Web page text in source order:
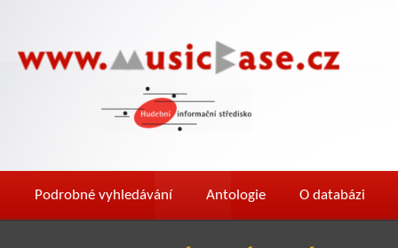
Podrobné vyhledávání Antologie O databázi